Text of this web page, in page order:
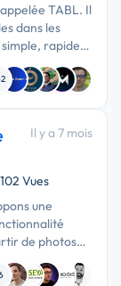
TABL. Il
dans les
rapide
L’idée
Il y a 7 mois
Vues
une
de photos
attendu